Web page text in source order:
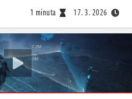
1 minuta 17. 3. 2026